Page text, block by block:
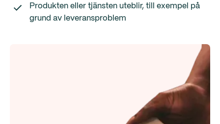
Produkten eller tjänsten uteblir, till exempel på
grund av leveransproblem